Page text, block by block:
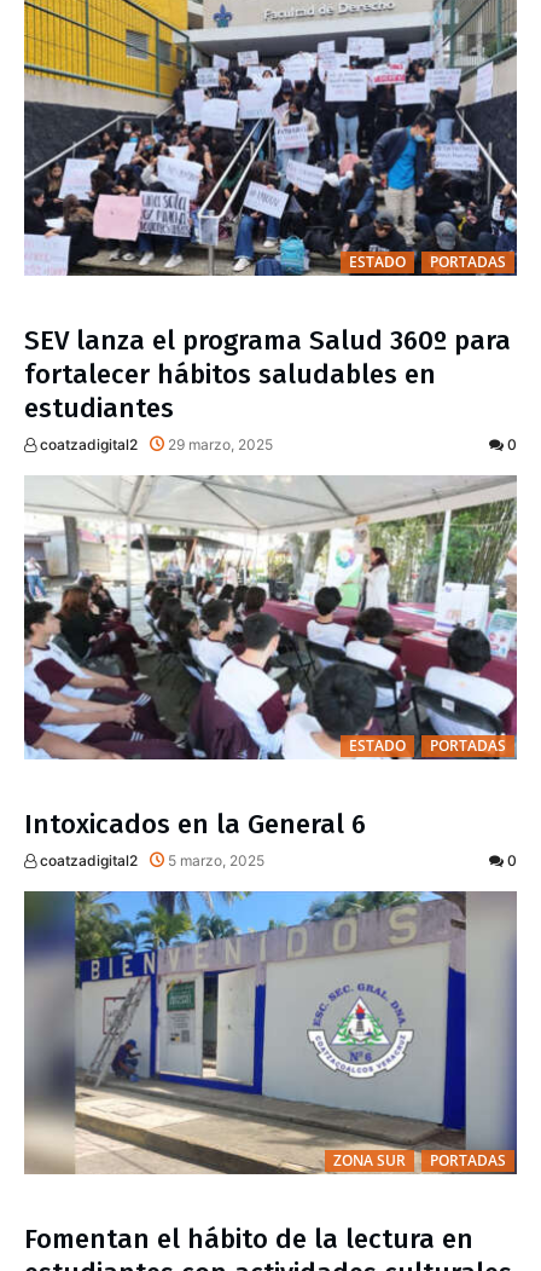
ESTADO PORTADAS
SEV lanza el programa Salud 360º para
fortalecer hábitos saludables en
estudiantes
coatzadigital2 29 marzo, 2025 0
ESTADO PORTADAS
Intoxicados en la General 6
coatzadigital2 5 marzo, 2025 0
ZONA SUR PORTADAS
Fomentan el hábito de la lectura en